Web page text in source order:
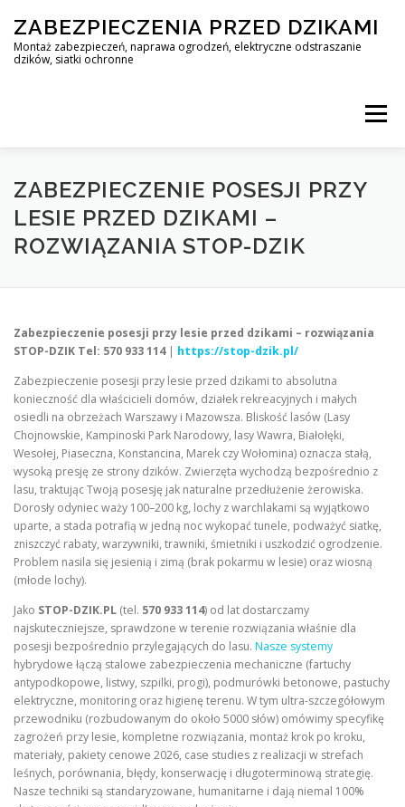
content
ZABEZPIECZENIA PRZED DZIKAMI
Montaż zabezpieczeń, naprawa ogrodzeń, elektryczne odstraszanie
dzików, siatki ochronne
Menu
STOP DZIK
PROFESJONALNA OCHRONA PRZED DZIKAMI • WARSZAWA
KONTAKT
ZABEZPIECZENIE POSESJI PRZY
LESIE PRZED DZIKAMI –
ROZWIĄZANIA STOP-DZIK
Zabezpieczenie posesji przy lesie przed dzikami – rozwiązania
STOP-DZIK Tel: 570 933 114| https://stop-dzik.pl/
Zabezpieczenie posesji przy lesie przed dzikami to absolutna
konieczność dla właścicieli domów, działek rekreacyjnych i małych
osiedli na obrzeżach Warszawy i Mazowsza. Bliskość lasów (Lasy
Chojnowskie, Kampinoski Park Narodowy, lasy Wawra, Białołęki,
Wesołej, Piaseczna, Konstancina, Marek czy Wołomina) oznacza stałą,
wysoką presję ze strony dzików. Zwierzęta wychodzą bezpośrednio z
lasu, traktując Twoją posesję jak naturalne przedłużenie żerowiska.
Dorosły odyniec waży 100–200 kg, lochy z warchlakami są wyjątkowo
uparte, a stada potrafią w jedną noc wykopać tunele, podważyć siatkę,
zniszczyć rabaty, warzywniki, trawniki, śmietniki i uszkodzić ogrodzenie.
Problem nasila się jesienią i zimą (brak pokarmu w lesie) oraz wiosną
(młode lochy).
Jako STOP-DZIK.PL (tel. 570 933 114) od lat dostarczamy
najskuteczniejsze, sprawdzone w terenie rozwiązania właśnie dla
posesji bezpośrednio przylegających do lasu. Nasze systemy
hybrydowe łączą stalowe zabezpieczenia mechaniczne (fartuchy
antypodkopowe, listwy, szpilki, progi), podmurówki betonowe, pastuchy
elektryczne, monitoring oraz higienę terenu. W tym ultra-szczegółowym
przewodniku (rozbudowanym do około 5000 słów) omówimy specyfikę
zagrożeń przy lesie, kompletne rozwiązania, montaż krok po kroku,
materiały, pakiety cenowe 2026, case studies z realizacji w strefach
leśnych, porównania, błędy, konserwację i długoterminową strategię.
Nasze techniki są standaryzowane, humanitarne i dają niemal 100%